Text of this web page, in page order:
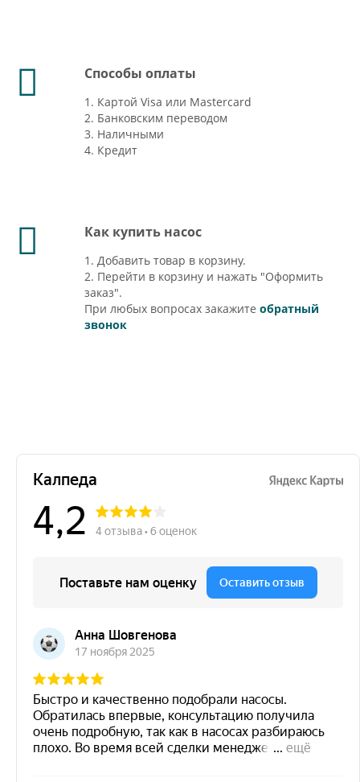
Способы оплаты
1. Картой Visa или Mastercard
2. Банковским переводом
3. Наличными
4. Кредит
Как купить насос
1. Добавить товар в корзину.
2. Перейти в корзину и нажать "Оформить
заказ".
При любых вопросах закажите обратный
звонок